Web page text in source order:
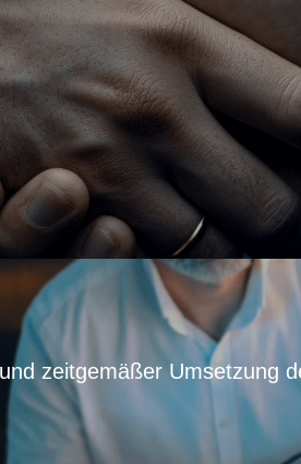
zeitgemäßer Umsetzung